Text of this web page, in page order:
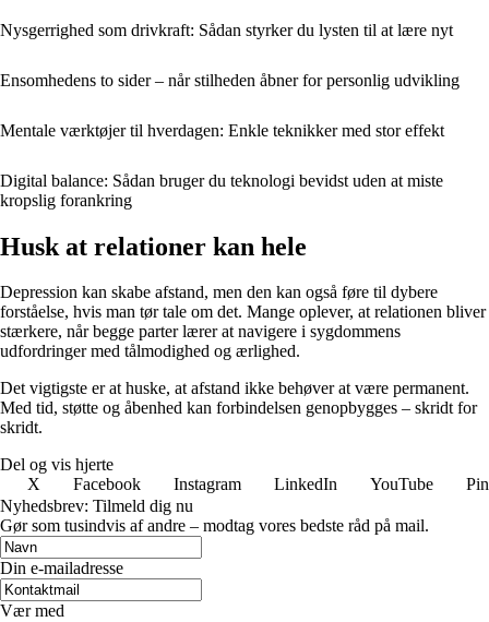
Nysgerrighed som drivkraft: Sådan styrker du lysten til at lære nyt
Ensomhedens to sider – når stilheden åbner for personlig udvikling
Mentale værktøjer til hverdagen: Enkle teknikker med stor effekt
Digital balance: Sådan bruger du teknologi bevidst uden at miste
kropslig forankring
Husk at relationer kan hele
Depression kan skabe afstand, men den kan også føre til dybere
forståelse, hvis man tør tale om det. Mange oplever, at relationen bliver
stærkere, når begge parter lærer at navigere i sygdommens
udfordringer med tålmodighed og ærlighed.
Det vigtigste er at huske, at afstand ikke behøver at være permanent.
Med tid, støtte og åbenhed kan forbindelsen genopbygges – skridt for
skridt.
Del og vis hjerte
X
Facebook Instagram LinkedIn YouTube
Nyhedsbrev: Tilmeld dig nu
Gør som tusindvis af andre – modtag vores bedste råd på mail.
Din e-mailadresse
Vær med